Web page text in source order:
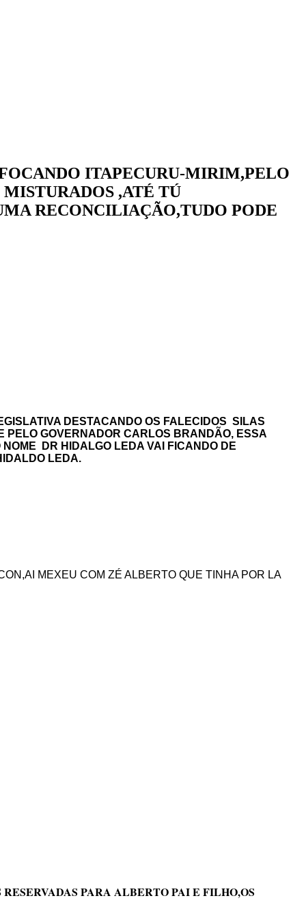
ITAPECURU-MIRIM,PELO
,ATÉ TÚ
RECONCILIAÇÃO,TUDO PODE
DESTACANDO OS FALECIDOS SILAS
PELO GOVERNADOR CARLOS BRANDÃO, ESSA
DR HIDALGO LEDA VAI FICANDO DE
LEDA.
MEXEU COM ZÉ ALBERTO QUE TINHA POR LA
PARA ALBERTO PAI E FILHO,OS